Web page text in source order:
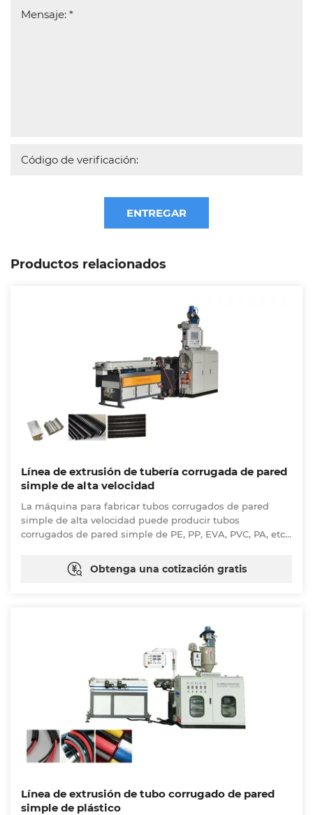
ENTREGAR
Productos relacionados
Línea de extrusión de tubería corrugada de pared
simple de alta velocidad
La máquina para fabricar tubos corrugados de pared
simple de alta velocidad puede producir tubos
corrugados de pared simple de PE, PP, EVA, PVC, PA, etc.
reemplazamos la tradicional máquina formadora de
cadenas. La apariencia y la precisión de la tubería
equipada con un sistema de lubricación automática y un
sistema cerrado de refrigeración por agua forzada para
lograr una producción de alta velocidad.
Obtenga una cotización gratis
Línea de extrusión de tubo corrugado de pared
simple de plástico